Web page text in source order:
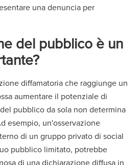
una denuncia per
del pubblico è un
diffamatoria che raggiunge un
aumentare il potenziale di
pubblico da sola non determina
esempio, un'osservazione
di un gruppo privato di social
pubblico limitato, potrebbe
di una dichiarazione diffusa in